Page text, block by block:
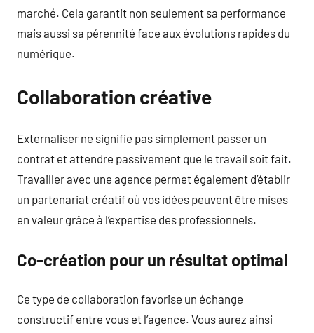
marché. Cela garantit non seulement sa performance
mais aussi sa pérennité face aux évolutions rapides du
numérique.
Collaboration créative
Externaliser ne signifie pas simplement passer un
contrat et attendre passivement que le travail soit fait.
Travailler avec une agence permet également d’établir
un partenariat créatif où vos idées peuvent être mises
en valeur grâce à l’expertise des professionnels.
Co-création pour un résultat optimal
Ce type de collaboration favorise un échange
constructif entre vous et l’agence. Vous aurez ainsi